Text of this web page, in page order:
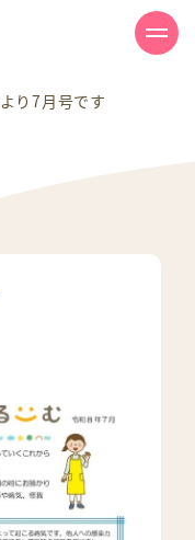
り7月号です